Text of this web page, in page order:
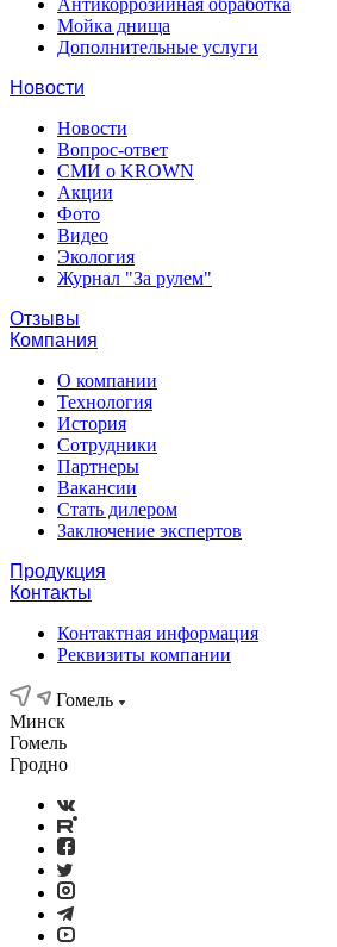
Антикоррозийная обработка
Мойка днища
Дополнительные услуги
Новости
Новости
Вопрос-ответ
СМИ о KROWN
Акции
Фото
Видео
Экология
Журнал "За рулем"
Отзывы
Компания
О компании
Технология
История
Сотрудники
Партнеры
Вакансии
Стать дилером
Заключение экспертов
Продукция
Контакты
Контактная информация
Реквизиты компании
Гомель
Минск
Гомель
Гродно